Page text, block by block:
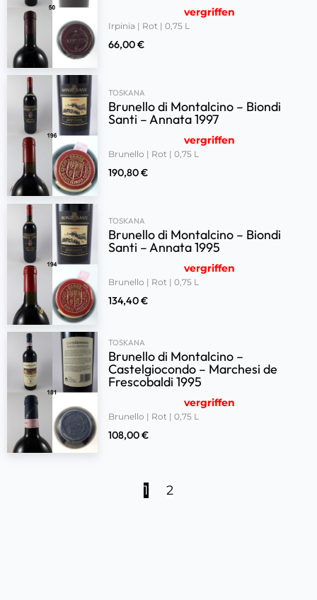
vergriffen
Irpinia | Rot | 0,75 L
66,00€
TOSKANA
Brunello di Montalcino – Biondi
Santi – Annata 1997
vergriffen
Brunello | Rot | 0,75 L
190,80€
TOSKANA
Brunello di Montalcino – Biondi
Santi – Annata 1995
vergriffen
Brunello | Rot | 0,75 L
134,40€
TOSKANA
Brunello di Montalcino –
Castelgiocondo – Marchesi de
Frescobaldi 1995
vergriffen
Brunello | Rot | 0,75 L
108,00€
1 2